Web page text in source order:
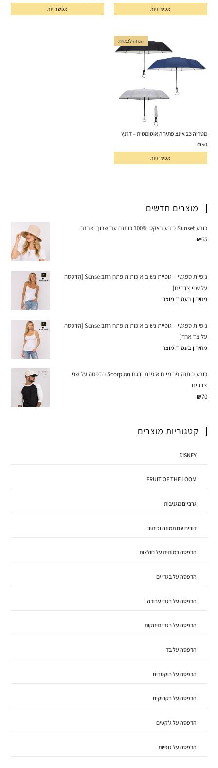
אפשרויות אפשרויות
הנחה לכמויות
מטריה 23 אינצ פתיחה אוטומטית – דרנץ
₪50
אפשרויות
מוצרים חדשים
כובע Sunset כובע באקט 100% כותנה עם שרוך ואבזם
₪65
גופיית ספגטי – גופיית נשים איכותית פתח רחב Sense [הדפסה
על שני צדדים]
מחירון בעמוד מוצר
גופיית ספגטי – גופיית נשים איכותית פתח רחב Sense [הדפסה
על צד אחד]
מחירון בעמוד מוצר
כובע כותנה פרימיום אופנתי דגם Scorpion הדפסה על שני
צדדים
₪70
קטגוריות מוצרים
DISNEY
FRUIT OF THE LOOM
גרביים מגניבות
דובים עם תמונה וכיתוב
הדפסה כמותית על חולצות
הדפסה על בגדי ים
הדפסה על בגדי עבודה
הדפסה על בגדי תינוקות
הדפסה על בד
הדפסה על בוקסרים
הדפסה על בקבוקים
הדפסה על ג'קטים
הדפסה על גופיות